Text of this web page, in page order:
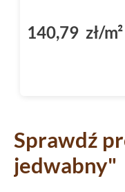
140,79 zł/m²
Sprawdź
jedwabny"